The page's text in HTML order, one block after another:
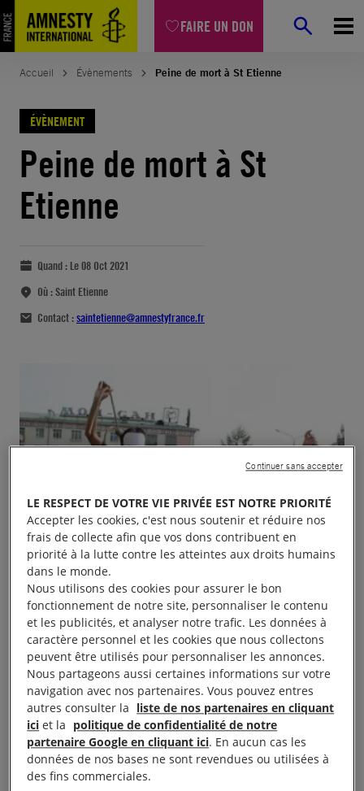
FAIRE UN DON
Accueil Évènements Peine de mort à St Etienne
ÉVÈNEMENT
Peine de mort à St
Etienne
Quand : Le 08 Oct 2021
Où :Saint Etienne
Contact :saintetienne@amnestyfrance.fr
Stand -exposition sur l’abolition de la peine de mort,
signature de pétition, square des justes le 9 octobre,
LE RESPECT DE VOTRE VIE PRIVÉE EST NOTRE PRIORITÉ
Accepter les cookies, c'est nous soutenir et réduire nos
frais de collecte afin que vos dons contribuent en
priorité à la lutte contre les atteintes aux droits humains
dans le monde.
Nous utilisons des cookies pour assurer le bon
fonctionnement de notre site, personnaliser le contenu
et les publicités, et analyser notre trafic. Les données à
caractère personnel et les cookies que nous collectons
peuvent être utilisés pour personnaliser les annonces.
Nous partageons aussi certaines informations sur votre
navigation avec nos partenaires. Vous pouvez entres
autres consulter la liste de nos partenaires en cliquant
ici et la politique de confidentialité de notre
partenaire Google en cliquant ici. En aucun cas les
données de nos bases ne sont revendues ou utilisées à
des fins commerciales.
Continuer sans accepter